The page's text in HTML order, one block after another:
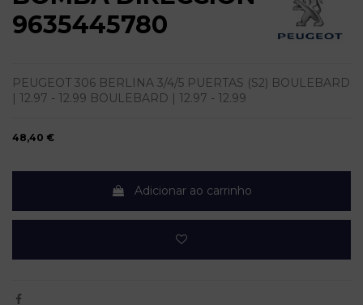
9635445780
PEUGEOT 306 BERLINA 3/4/5 PUERTAS (S2) BOULEBARD
| 12.97 - 12.99 BOULEBARD | 12.97 - 12.99
48,40 €
Adicionar ao carrinho